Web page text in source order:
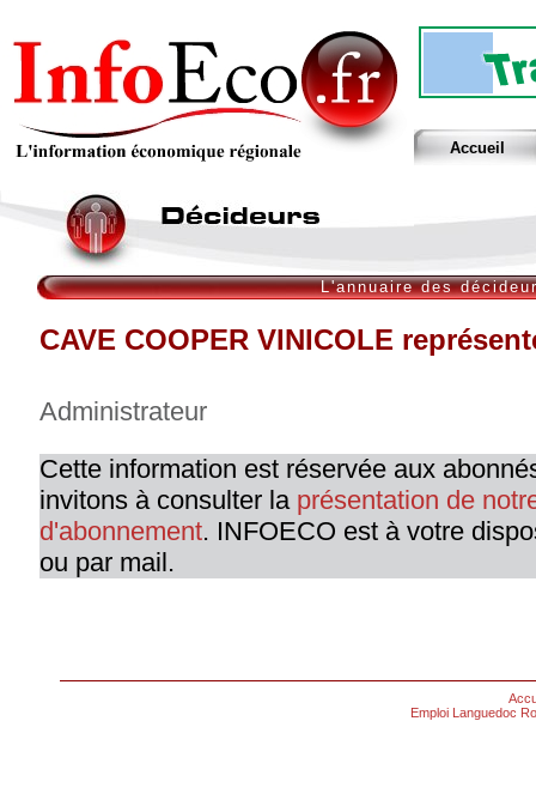
Accueil
L'annuaire des
CAVE COOPER VINICOLE
Administrateur
Cette information est réservée aux
invitons à consulter la présentation de
d'abonnement. INFOECO est à votre
ou par mail.
Emploi Languedoc